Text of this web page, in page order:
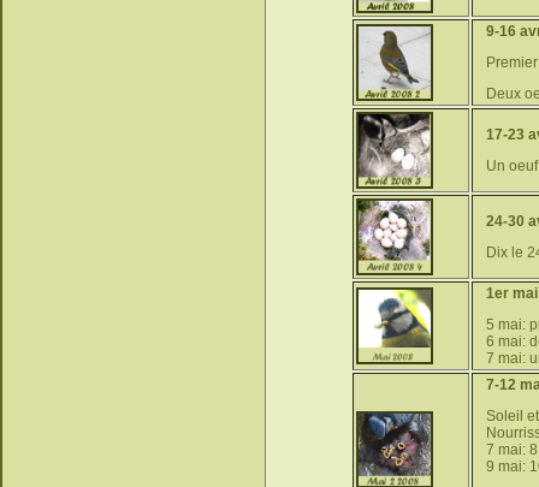
9-16
Deux
17-23
Un
24-30
Dix le
1er
5 mai:
6 mai:
7 mai:
7-12
Soleil
7 mai:
9 mai: